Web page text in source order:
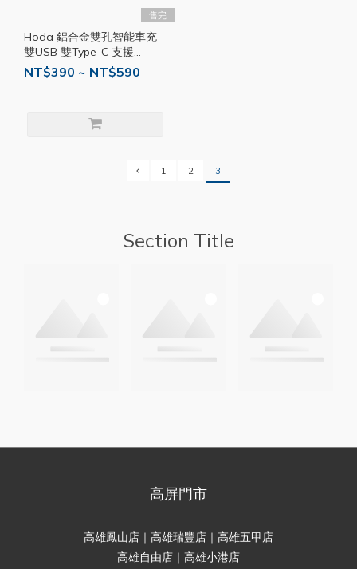
售完
Hoda 鋁合金雙孔智能車充
雙USB 雙Type-C 支援
iPhone 15 PD快充 雙孔 車
用快充 HOD008
NT$390 ~ NT$590
1 2 3
Section Title
高屏門市
高雄鳳山店｜高雄瑞豐店｜高雄五甲店
高雄自由店｜高雄小港店